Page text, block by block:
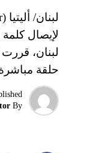
لإيصال
حلقة
By